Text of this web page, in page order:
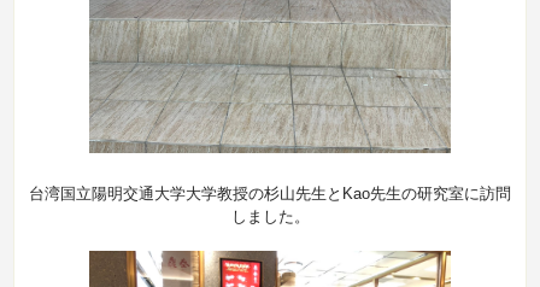
台湾国立陽明交通大学大学教授の杉山先生とKao先生の研究室に訪問
しました。